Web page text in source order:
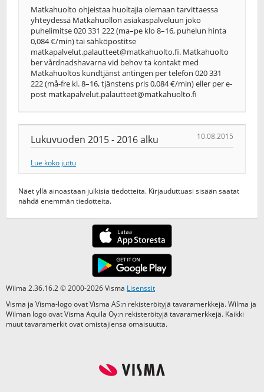
Matkahuolto ohjeistaa huoltajia olemaan tarvittaessa
yhteydessä Matkahuollon asiakaspalveluun joko
puhelimitse 020 331 222 (ma–pe klo 8–16, puhelun hinta
0,084 €/min) tai sähköpostitse
matkapalvelut.palautteet@matkahuolto.fi. Matkahuolto
ber vårdnadshavarna vid behov ta kontakt med
Matkahuoltos kundtjänst antingen per telefon 020 331
222 (må-fre kl. 8–16, tjänstens pris 0,084 €/min) eller per e-
post matkapalvelut.palautteet@matkahuolto.fi
Lukuvuoden 2015 - 2016 alku 10.08.2015
Lue koko juttu
Näet yllä ainoastaan julkisia tiedotteita. Kirjauduttuasi sisään saatat
nähdä enemmän tiedotteita.
Wilma 2.36.16.2 © 2000-2026 Visma Lisenssit
Visma ja Visma-logo ovat Visma AS:n rekisteröityjä tavaramerkkejä. Wilma ja
Wilman logo ovat Visma Aquila Oy:n rekisteröityjä tavaramerkkejä. Kaikki
muut tavaramerkit ovat omistajiensa omaisuutta.